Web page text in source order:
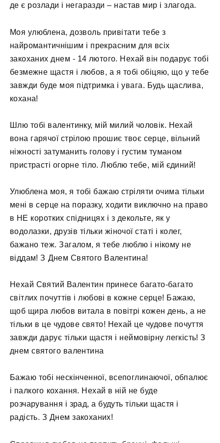
де є розлади і негаразди – настав мир і злагода.
Моя улюблена, дозволь привітати тебе з
найромантичнішим і прекрасним для всіх
закоханих днем ​​- 14 лютого. Нехай він подарує тобі
безмежне щастя і любов, а я тобі обіцяю, що у тебе
завжди буде моя підтримка і увага. Будь щаслива,
кохана!
Шлю тобі валентинку, мій милий чоловік. Нехай
вона гарячої стрілою прошиє твоє серце, вільний
ніжності затуманить голову і густим туманом
пристрасті огорне тіло. Люблю тебе, мій єдиний!
Улюблена моя, я тобі бажаю стріляти очима тільки
мені в серце на поразку, ходити виключно на право
в НЕ коротких спідницях і з декольте, як у
водолазки, друзів тільки жіночої статі і колег,
бажано теж. Загалом, я тебе люблю і нікому не
віддам! З Днем Святого Валентина!
Нехай Святий Валентин принесе багато-багато
світлих почуттів і любові в кожне серце! Бажаю,
щоб щира любов витала в повітрі кожен день, а не
тільки в це чудове свято! Нехай це чудове почуття
завжди дарує тільки щастя і неймовірну легкість! З
днем ​​святого валентина
Бажаю тобі нескінченної, всепоглинаючої, обпалює
і палкого кохання. Нехай в ній не буде
розчарування і зрад, а будуть тільки щастя і
радість. З Днем закоханих!